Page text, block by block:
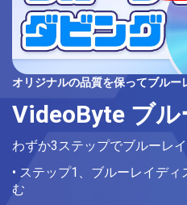
DVD 作成
ブルーレイプレイヤ
ブルーレイコピー
オリジナルの品質を保ってブルー
VideoByte ブ
わずか3ステップでブルーレ
• ステップ1、ブルーレイデ
む